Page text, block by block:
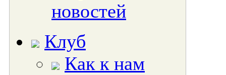
новостей
Клуб
Как к нам